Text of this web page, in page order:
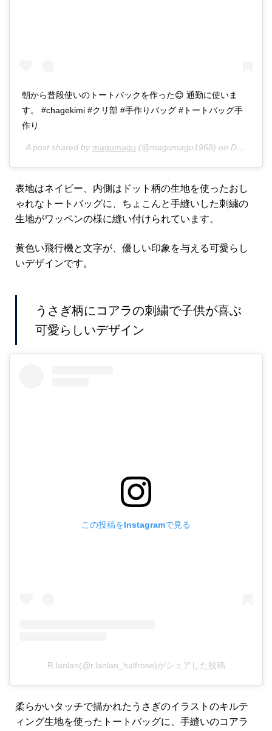
朝から普段使いのトートバックを作った😊 通勤に使いま
す。 #chagekimi #クリ部 #手作りバッグ #トートバッグ手
作り
A post shared by magumagu (@magumagu1968) on Dec 14, 2019 at 8:18pm PST
表地はネイビー、内側はドット柄の生地を使ったおし
ゃれなトートバッグに、ちょこんと手縫いした刺繍の
生地がワッペンの様に縫い付けられています。
黄色い飛行機と文字が、優しい印象を与える可愛らし
いデザインです。
うさぎ柄にコアラの刺繍で子供が喜ぶ
可愛らしいデザイン
この投稿をInstagramで見る
R.lanlan(@r.lanlan_halfrose)がシェアした投稿
柔らかいタッチで描かれたうさぎのイラストのキルテ
ィング生地を使ったトートバッグに、手縫いのコアラ